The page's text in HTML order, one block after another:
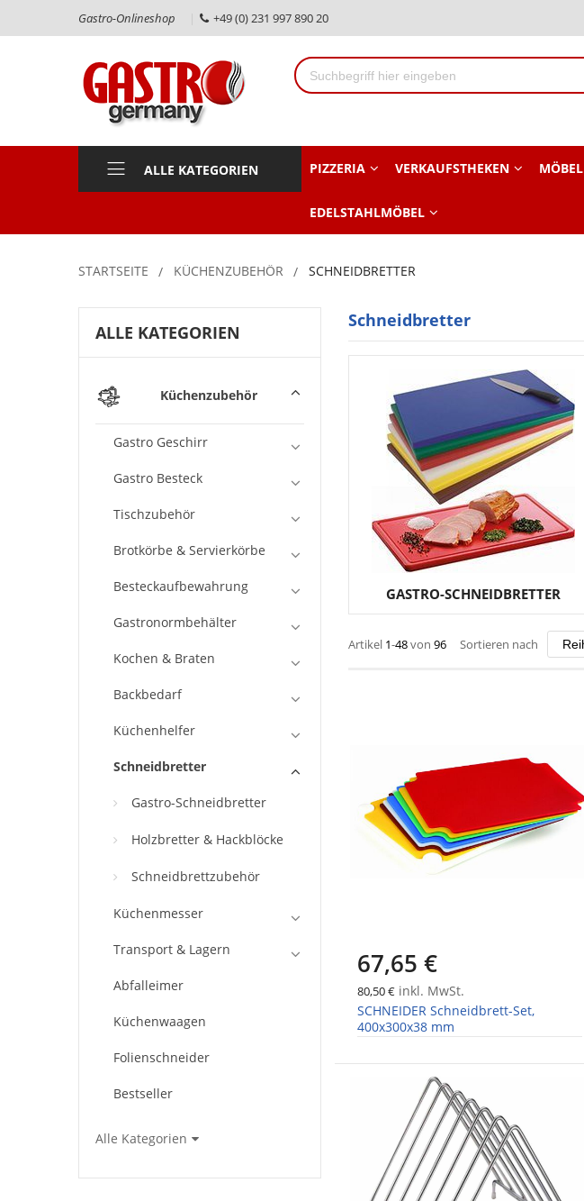
Gastro-Onlineshop +49 (0) 231 997 890 20
ALLE KATEGORIEN PIZZERIA VERKAUFSTHEKEN MÖBEL
EDELSTAHLMÖBEL
STARTSEITE KÜCHENZUBEHÖR SCHNEIDBRETTER
Schneidbretter
GASTRO-SCHNEIDBRETTER
Artikel 1-48von 96 Sortieren nach
67,65 €
80,50 € inkl. MwSt.
SCHNEIDER Schneidbrett-Set,
400x300x38 mm
ALLE KATEGORIEN
Küchenzubehör
Gastro Geschirr
Gastro Besteck
Tischzubehör
Brotkörbe & Servierkörbe
Besteckaufbewahrung
Gastronormbehälter
Kochen & Braten
Backbedarf
Küchenhelfer
Schneidbretter
Gastro-Schneidbretter
Holzbretter & Hackblöcke
Schneidbrettzubehör
Küchenmesser
Transport & Lagern
Abfalleimer
Küchenwaagen
Folienschneider
Bestseller
Alle Kategorien